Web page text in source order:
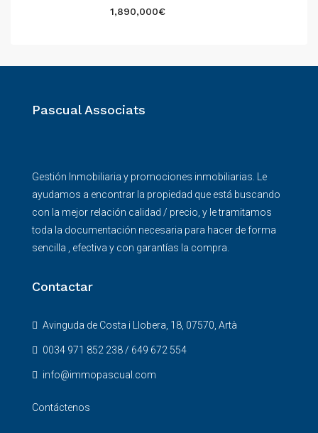
1,890,000€
Pascual Associats
Gestión Inmobiliaria y promociones inmobiliarias. Le
ayudamos a encontrar la propiedad que está buscando
con la mejor relación calidad / precio, y le tramitamos
toda la documentación necesaria para hacer de forma
sencilla , efectiva y con garantías la compra.
Contactar
Avinguda de Costa i Llobera, 18, 07570, Artà
0034 971 852 238 / 649 672 554
info@immopascual.com
Contáctenos